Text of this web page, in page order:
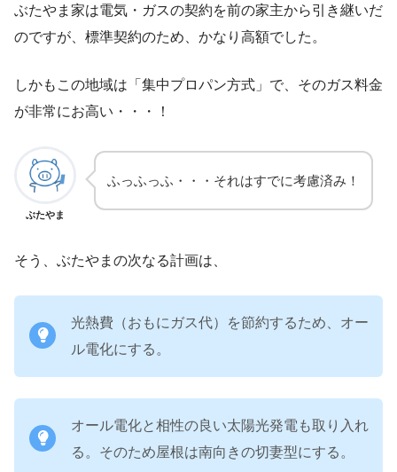
ぶたやま家は電気・ガスの契約を前の家主から引き継いだ
のですが、標準契約のため、かなり高額でした。
しかもこの地域は「集中プロパン方式」で、そのガス料金
が非常にお高い・・・！
ぶたやま
ふっふっふ・・・それはすでに考慮済み！
そう、ぶたやまの次なる計画は、
光熱費（おもにガス代）を節約するため、オー
ル電化にする。
オール電化と相性の良い太陽光発電も取り入れ
る。そのため屋根は南向きの切妻型にする。